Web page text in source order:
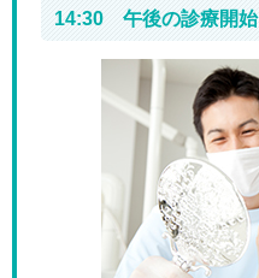
14:30 午後の診療開始